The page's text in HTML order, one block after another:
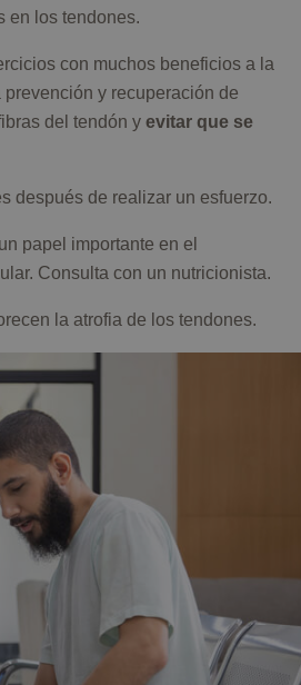
en los tendones.
con muchos beneficios a la
y recuperación de
del tendón y evitar que se
después de realizar un esfuerzo.
papel importante en el
Consulta con un nutricionista.
la atrofia de los tendones.